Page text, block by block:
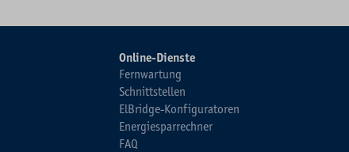
Online-Dienste
Fernwartung
Schnittstellen
ElBridge-Konfiguratoren
Energiesparrechner
FAQ